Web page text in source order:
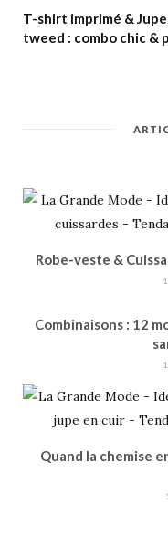
T-shirt imprimé &
tweed : combo chic &
Robe-veste &
Combinaisons : 12
Quand la chemise